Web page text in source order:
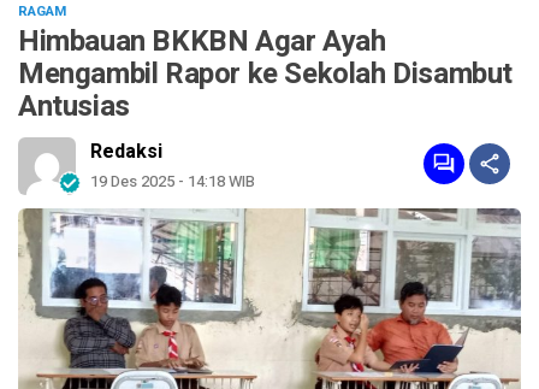
RAGAM
Himbauan BKKBN Agar Ayah
Mengambil Rapor ke Sekolah Disambut
Antusias
Redaksi
19 Des 2025 - 14:18 WIB